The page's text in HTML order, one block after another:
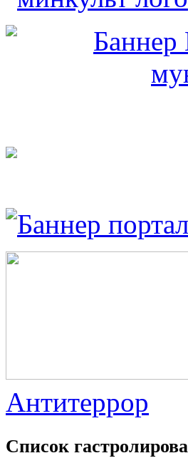
Антитеррор
Список